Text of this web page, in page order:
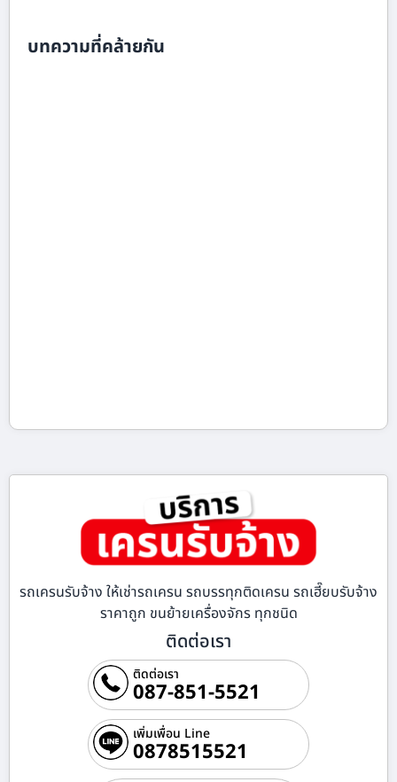
บทความที่คล้ายกัน
รถเครนรับจ้าง ให้เช่ารถเครน รถบรรทุกติดเครน รถเฮี๊ยบรับจ้าง
ราคาถูก ขนย้ายเครื่องจักร ทุกชนิด
ติดต่อเรา
ติดต่อเรา
087-851-5521
เพิ่มเพื่อน Line
0878515521